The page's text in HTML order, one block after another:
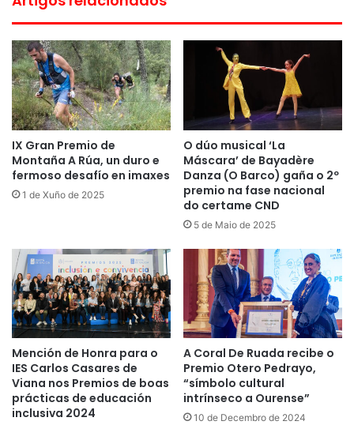
IX Gran Premio de
Montaña A Rúa, un duro e
fermoso desafío en imaxes
1 de Xuño de 2025
O dúo musical ‘La
Máscara’ de Bayadère
Danza (O Barco) gaña o 2º
premio na fase nacional
do certame CND
5 de Maio de 2025
Mención de Honra para o
IES Carlos Casares de
Viana nos Premios de boas
prácticas de educación
inclusiva 2024
A Coral De Ruada recibe o
Premio Otero Pedrayo,
“símbolo cultural
intrínseco a Ourense”
10 de Decembro de 2024